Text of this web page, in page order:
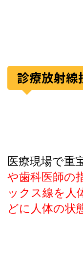
診療放射線
医療現場で重
や歯科医師の
ックス線を人
どに人体の状